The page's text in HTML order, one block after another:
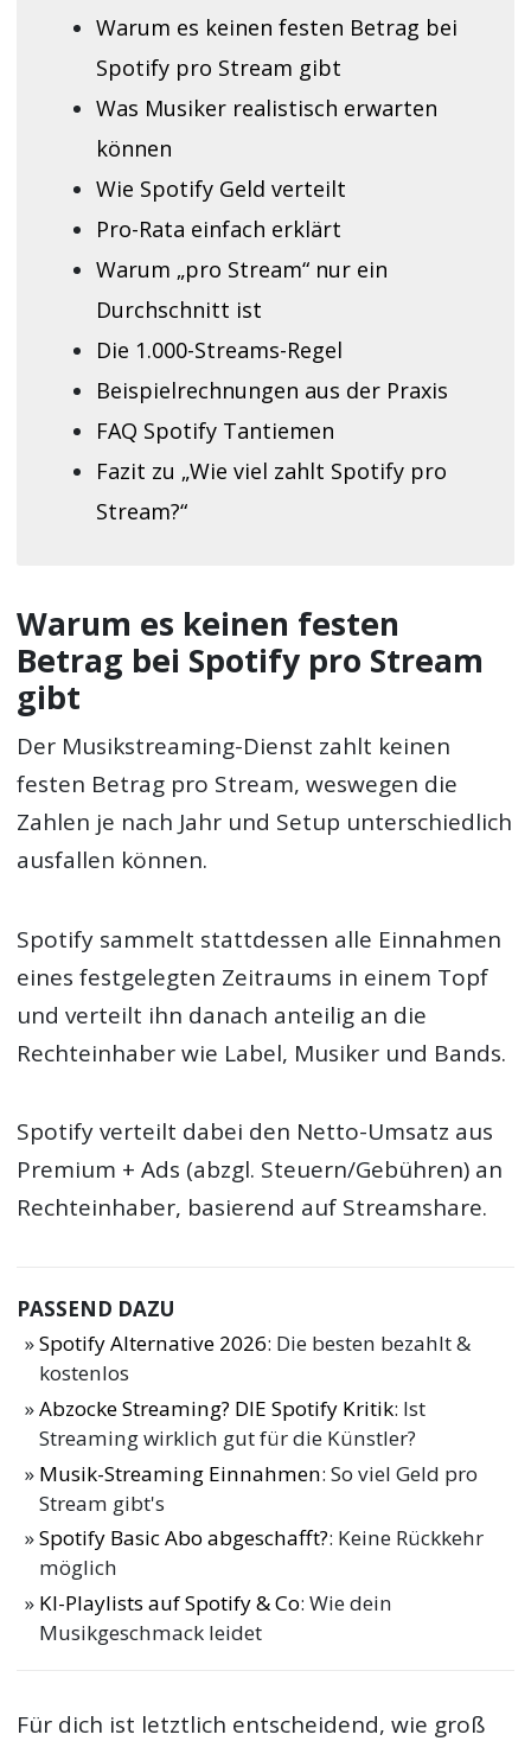
Warum es keinen festen Betrag bei
Spotify pro Stream gibt
Was Musiker realistisch erwarten
können
Wie Spotify Geld verteilt
Pro-Rata einfach erklärt
Warum „pro Stream“ nur ein
Durchschnitt ist
Die 1.000-Streams-Regel
Beispielrechnungen aus der Praxis
FAQ Spotify Tantiemen
Fazit zu „Wie viel zahlt Spotify pro
Stream?“
Warum es keinen festen
Betrag bei Spotify pro Stream
gibt
Der Musikstreaming-Dienst zahlt keinen
festen Betrag pro Stream, weswegen die
Zahlen je nach Jahr und Setup unterschiedlich
ausfallen können.
Spotify sammelt stattdessen alle Einnahmen
eines festgelegten Zeitraums in einem Topf
und verteilt ihn danach anteilig an die
Rechteinhaber wie Label, Musiker und Bands.
Spotify verteilt dabei den Netto-Umsatz aus
Premium + Ads (abzgl. Steuern/Gebühren) an
Rechteinhaber, basierend auf Streamshare.
PASSEND DAZU
Spotify Alternative 2026: Die besten bezahlt &
kostenlos
Abzocke Streaming? DIE Spotify Kritik: Ist
Streaming wirklich gut für die Künstler?
Musik-Streaming Einnahmen: So viel Geld pro
Stream gibt's
Spotify Basic Abo abgeschafft?: Keine Rückkehr
möglich
KI-Playlists auf Spotify & Co: Wie dein
Musikgeschmack leidet
Für dich ist letztlich entscheidend, wie groß